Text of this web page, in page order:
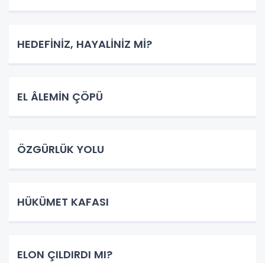
HEDEFİNİZ, HAYALİNİZ Mİ?
EL ÂLEMİN ÇÖPÜ
ÖZGÜRLÜK YOLU
HÜKÜMET KAFASI
ELON ÇILDIRDI MI?